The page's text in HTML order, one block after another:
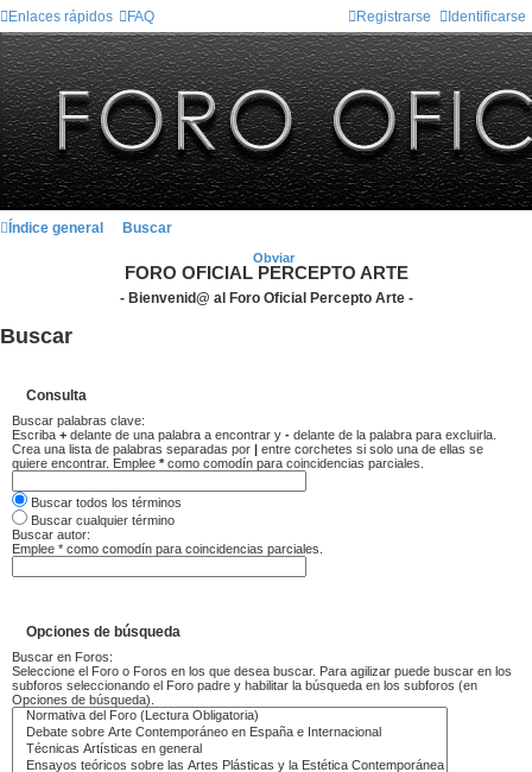
Enlaces rápidos FAQ Identificarse
Registrarse
Índice general Buscar
Obviar
FORO OFICIAL PERCEPTO ARTE
- Bienvenid@ al Foro Oficial Percepto Arte -
Buscar
Consulta
Buscar palabras clave:
Escriba + delante de una palabra a encontrar y - delante de la palabra para excluirla.
Crea una lista de palabras separadas por | entre corchetes si solo una de ellas se
quiere encontrar. Emplee * como comodín para coincidencias parciales.
Buscar todos los términos
Buscar cualquier término
Buscar autor:
Emplee * como comodín para coincidencias parciales.
Opciones de búsqueda
Buscar en Foros:
Seleccione el Foro o Foros en los que desea buscar. Para agilizar puede buscar en los
subforos seleccionando el Foro padre y habilitar la búsqueda en los subforos (en
Opciones de búsqueda).